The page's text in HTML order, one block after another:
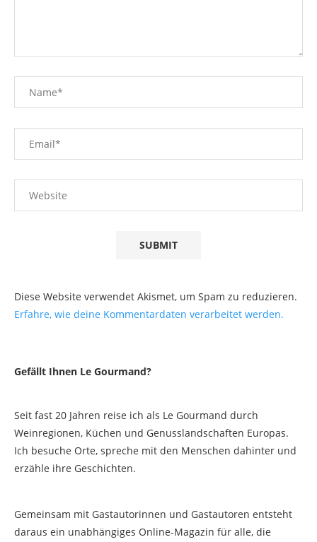
Diese Website verwendet Akismet, um Spam zu reduzieren.
Erfahre, wie deine Kommentardaten verarbeitet werden.
Gefällt Ihnen Le Gourmand?
Seit fast 20 Jahren reise ich als Le Gourmand durch
Weinregionen, Küchen und Genusslandschaften Europas.
Ich besuche Orte, spreche mit den Menschen dahinter und
erzähle ihre Geschichten.
Gemeinsam mit Gastautorinnen und Gastautoren entsteht
daraus ein unabhängiges Online-Magazin für alle, die